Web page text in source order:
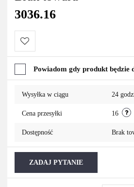
3036.16
Do
Powiadom gdy produkt będzie
Wysyłka w ciągu 24
Cena przesyłki 16
Dostępność Brak
ZADAJ PYTANIE